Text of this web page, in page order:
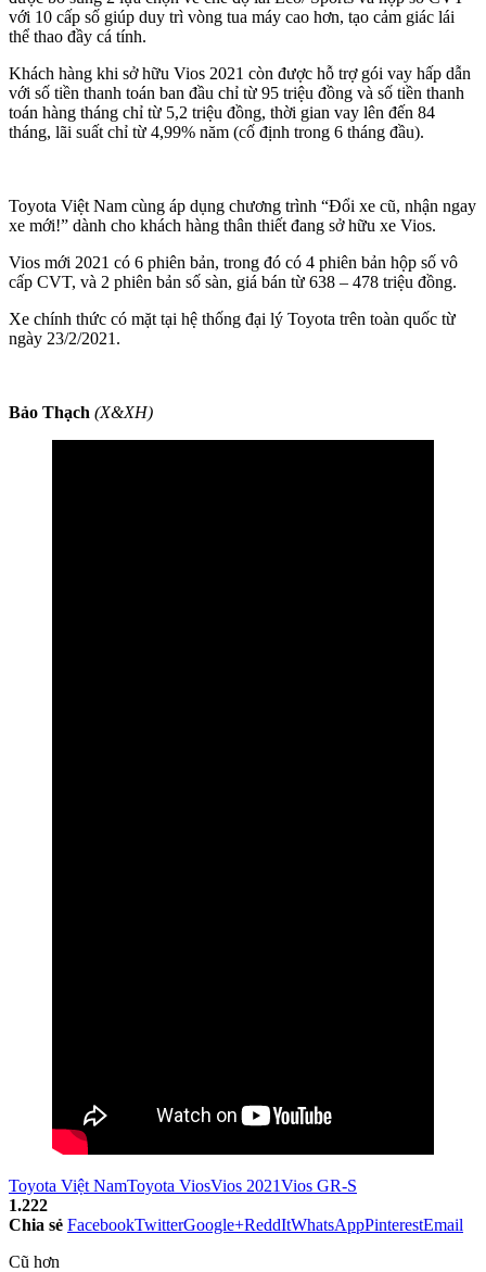
với 10 cấp số giúp duy trì vòng tua máy cao hơn, tạo cảm giác lái
thể thao đầy cá tính.
Khách hàng khi sở hữu Vios 2021 còn được hỗ trợ gói vay hấp dẫn
với số tiền thanh toán ban đầu chỉ từ 95 triệu đồng và số tiền thanh
toán hàng tháng chỉ từ 5,2 triệu đồng, thời gian vay lên đến 84
tháng, lãi suất chỉ từ 4,99% năm (cố định trong 6 tháng đầu).
Toyota Việt Nam cùng áp dụng chương trình “Đổi xe cũ, nhận ngay
xe mới!” dành cho khách hàng thân thiết đang sở hữu xe Vios.
Vios mới 2021 có 6 phiên bản, trong đó có 4 phiên bản hộp số vô
cấp CVT, và 2 phiên bản số sàn, giá bán từ 638 – 478 triệu đồng.
Xe chính thức có mặt tại hệ thống đại lý Toyota trên toàn quốc từ
ngày 23/2/2021.
Bảo Thạch (X&XH)
Toyota Việt NamToyota ViosVios 2021Vios GR-S
1.222
Chia sẻ FacebookTwitterGoogle+ReddItWhatsAppPinterestEmail
Cũ hơn